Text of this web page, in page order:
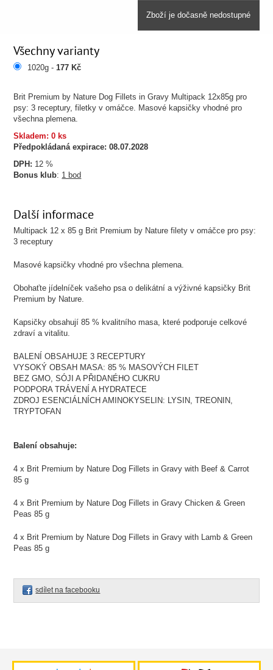
Brit Premium by Nature Dog Fillets in Gravy Multipack 12x85g pro
psy: 3 receptury, filetky v omáčce. Masové kapsičky vhodné pro
všechna plemena.
Skladem: 0 ks
Předpokládaná expirace: 08.07.2028
DPH: 12 %
Bonus klub: 1 bod
Zboží je dočasně nedostupné
Všechny varianty
1020g -177 Kč
Další informace
Multipack 12 x 85 g Brit Premium by Nature filety v omáčce pro psy:
3 receptury
Masové kapsičky vhodné pro všechna plemena.
Obohaťte jídelníček vašeho psa o delikátní a výživné kapsičky Brit
Premium by Nature.
Kapsičky obsahují 85 % kvalitního masa, které podporuje celkové
zdraví a vitalitu.
BALENÍ OBSAHUJE 3 RECEPTURY
VYSOKÝ OBSAH MASA: 85 % MASOVÝCH FILET
BEZ GMO, SÓJI A PŘIDANÉHO CUKRU
PODPORA TRÁVENÍ A HYDRATECE
ZDROJ ESENCIÁLNÍCH AMINOKYSELIN: LYSIN, TREONIN,
TRYPTOFAN
Balení obsahuje:
4 x Brit Premium by Nature Dog Fillets in Gravy with Beef & Carrot
85 g
4 x Brit Premium by Nature Dog Fillets in Gravy Chicken & Green
Peas 85 g
4 x Brit Premium by Nature Dog Fillets in Gravy with Lamb & Green
Peas 85 g
sdílet na facebooku